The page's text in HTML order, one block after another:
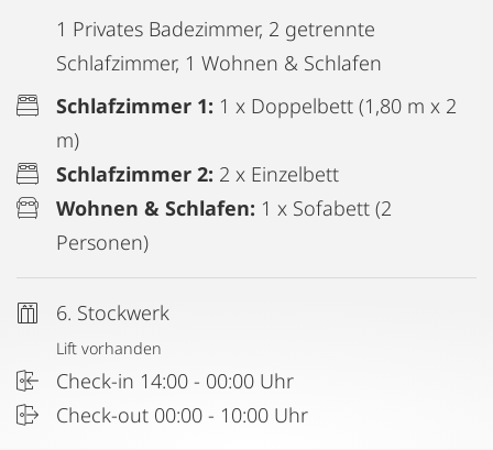
1 Privates Badezimmer, 2 getrennte
Schlafzimmer, 1 Wohnen & Schlafen
Schlafzimmer 1: 1 x Doppelbett (1,80 m x 2
m)
Schlafzimmer 2: 2 x Einzelbett
Wohnen & Schlafen: 1 x Sofabett (2
Personen)
6. Stockwerk
Lift vorhanden
Check-in 14:00 - 00:00 Uhr
Check-out 00:00 - 10:00 Uhr